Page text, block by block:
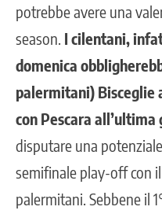
potrebbe avere una
season. I cilentani,
domenica
palermitani) Bisceglie
con Pescara all’ultima
disputare una potenziale
semifinale play-off con
palermitani. Sebbene il